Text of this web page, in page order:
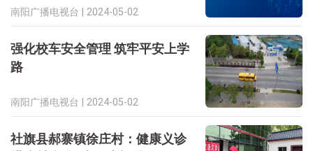
南阳广播电视台 | 2024-05-02
强化校车安全管理 筑牢平安上学
路
南阳广播电视台 | 2024-05-02
社旗县郝寨镇徐庄村：健康义诊